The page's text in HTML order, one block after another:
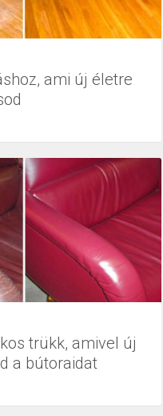
ami új életre
trükk, amivel új
a bútoraidat